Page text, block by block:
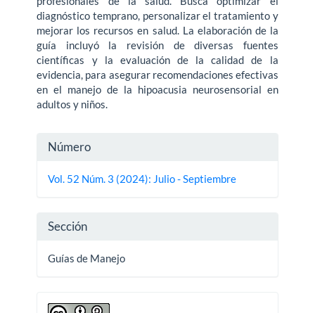
diagnóstico temprano, personalizar el tratamiento y
mejorar los recursos en salud. La elaboración de la
guía incluyó la revisión de diversas fuentes
científicas y la evaluación de la calidad de la
evidencia, para asegurar recomendaciones efectivas
en el manejo de la hipoacusia neurosensorial en
adultos y niños.
Detalles
del
Número
Vol. 52 Núm. 3 (2024): Julio - Septiembre
Sección
Guías de Manejo